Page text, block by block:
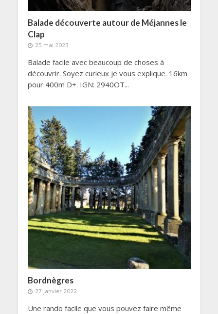
Balade découverte autour de Méjannes le
Clap
25 mai 2023
Balade facile avec beaucoup de choses à
découvrir. Soyez curieux je vous explique. 16km
pour 400m D+. IGN: 2940OT...
Bordnègres
27 janvier 2022
Une rando facile que vous pouvez faire même